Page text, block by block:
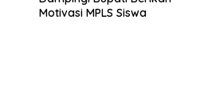
Motivasi MPLS Siswa